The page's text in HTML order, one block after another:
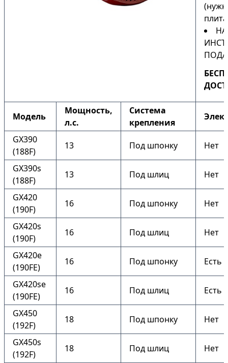
Модель
Мощность,
л.с.
Система
крепления
GX390
(188F)
13 Под шпонку Нет
GX390s
(188F)
13 Под шлиц Нет
GX420
(190F)
16 Под шпонку Нет
GX420s
(190F)
16 Под шлиц Нет
GX420e
(190FE)
16 Под шпонку Есть
GX420se
(190FE)
16 Под шлиц Есть
GX450
(192F)
18 Под шпонку Нет
GX450s
(192F)
18 Под шлиц Нет